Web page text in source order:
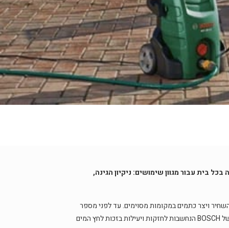
בית עבור מגוון שימושים: ניקיון הגינה,
ויצר כתמים במקומות מסוימים. עד לפני מספר
שנים משימת הניקיון לאחר החורף הייתה מתישה ומייגעת – אבל ההתקדמות הטכנולוגית לה אנו עדים היום לא פסחה על מכונות השטיפה של BOSCH הנחשבות לחזקות ויעילות בזכות לחץ המים